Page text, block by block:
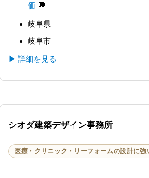
価
岐阜県
岐阜市
▶ 詳細を見る
シオダ建築デザイン事務所
医療・クリニック・リーフォームの設計に強